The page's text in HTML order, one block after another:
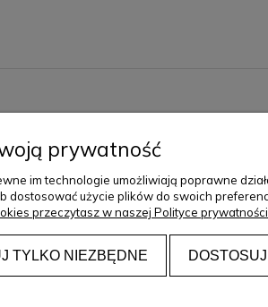
prywatność
im technologie umożliwiają poprawne
dostosować użycie plików do swoich
przeczytasz w naszej Polityce prywatności.
TYLKO NIEZBĘDNE